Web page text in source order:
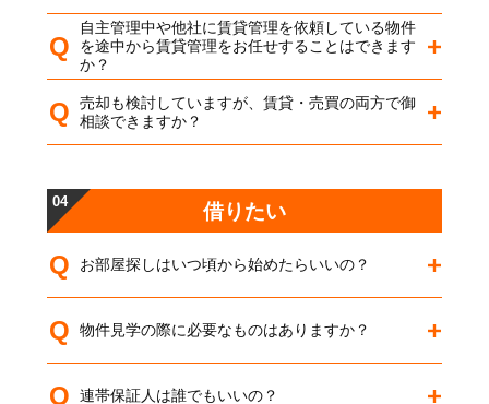
Q
自主管理中や他社に賃貸管理を依頼している物件
を途中から賃貸管理をお任せすることはできます
か？
Q
売却も検討していますが、賃貸・売買の両方で御
相談できますか？
04 借りたい
Q お部屋探しはいつ頃から始めたらいいの？
Q 物件見学の際に必要なものはありますか？
Q 連帯保証人は誰でもいいの？